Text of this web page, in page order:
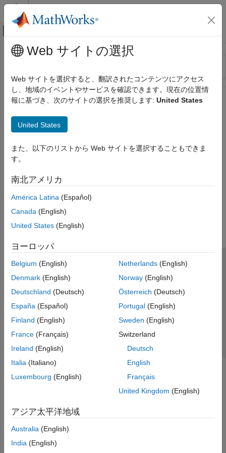
コンテンツへスキップ
オフキャンバス ナビゲーション メ
リソース
ステータス
メインコンテンツ
Web サイトの選択
Web サイトを選択すると、翻訳されたコンテンツにアクセス
し、地域のイベントやサービスを確認できます。現在の位置情
報に基づき、次のサイトの選択を推奨します: United States
United States
また、以下のリストから Web サイトを選択することもできま
す。
南北アメリカ
América Latina (Español)
Canada (English)
United States (English)
ヨーロッパ
Belgium (English)
Denmark (English)
Deutschland (Deutsch)
España (Español)
Finland (English)
France (Français)
Ireland (English)
Italia (Italiano)
Luxembourg (English)
Netherlands(English)
Norway(English)
Österreich (Deutsch)
Portugal(English)
Sweden (English)
Switzerland
Deutsch
English
Français
United Kingdom (English)
アジア太平洋地域
Australia (English)
India (English)
トラストセンター
プライバシー ポリシー
違法コピー防止
アプリケーション ステータス
© 1994-2026 The MathWorks, Inc.